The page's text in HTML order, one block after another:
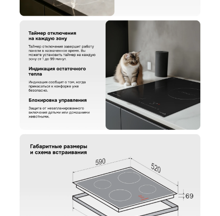
Вариант
Ваше имя
Ваш номер
Оформить заказ
Поделитесь впечатлениями
Загрузить фото
Отправить отзыв
С условиями "Пользовательского соглашения" ознакомлен